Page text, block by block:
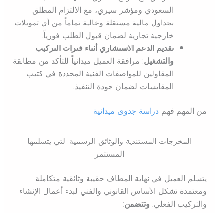
السعودي ومؤشر سيري، مع الالتزام المطلق
بجداول مالية مستقلة وخالية تماماً من أي تمويلات
خارجية تجارية لضمان قبول الطلب فورياً.
تقديم الدعم الاستشاري أثناء فترات التركيب
والتشغيل: مرافقة العميل ميدانياً للتأكد من مطابقة
المقاولين للمواصفات الفنية المحددة في كتيب
المقايسات لضمان جودة التنفيذ.
من المهم فهم دراسة جدوى ميدانية
المخرجات المستندية والوثائق الرسمية التي يتسلمها
المستثمر
يتسلم العميل في نهاية المطاف حقيبة وثائقية متكاملة
ومعتمدة تشكل الأساس القانوني والفني لبدء أعمال الإنشاء
والتركيب الفعلي،وتتضمن: